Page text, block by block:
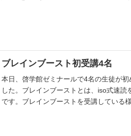
ブレインブースト初受講4名
本日、啓学館ゼミナールで4名の生徒が
した。ブレインブーストとは、iso式速
です。ブレインブーストを受講している